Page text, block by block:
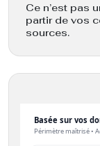
Ce n’est pas
partir de vos
sources.